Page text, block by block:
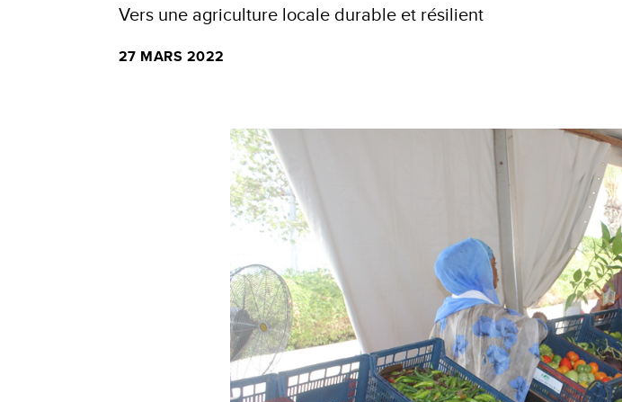
Vers une agriculture locale durable et résilient
27 MARS 2022